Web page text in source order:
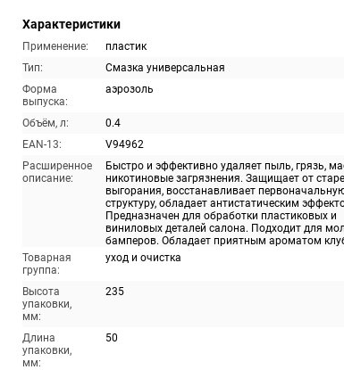
Характеристики
Применение:
пластик
Тип:
Смазка универсальная
Форма
выпуска:
аэрозоль
Объём, л:
0.4
EAN-13:
V94962
Расширенное
описание:
Быстро и эффективно удаляет пыль, грязь,
никотиновые загрязнения. Защищает от
выгорания, восстанавливает
структуру, обладает антистатическим
Предназначен для обработки пластиковых и
виниловых деталей салона. Подходит для
бамперов. Обладает приятным ароматом
Товарная
группа:
уход и очистка
Высота
упаковки,
мм:
235
Длина
упаковки,
мм:
50